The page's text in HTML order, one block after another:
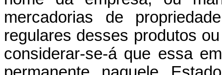
mercadorias de
regulares desses produtos
considerar-se-á que essa